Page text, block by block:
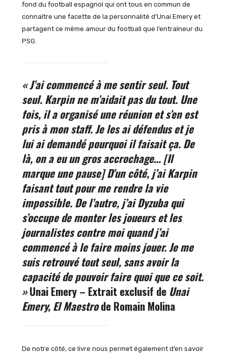
fond du football espagnol qui ont tous en commun de
connaître une facette de la personnalité d’Unai Emery et
partagent ce même amour du football que l’entraîneur du
PSG.
« J’ai commencé à me sentir seul. Tout
seul. Karpin ne m’aidait pas du tout. Une
fois, il a organisé une réunion et s’en est
pris à mon staff. Je les ai défendus et je
lui ai demandé pourquoi il faisait ça. De
là, on a eu un gros accrochage… [Il
marque une pause] D’un côté, j’ai Karpin
faisant tout pour me rendre la vie
impossible. De l’autre, j’ai Dyzuba qui
s’occupe de monter les joueurs et les
journalistes contre moi quand j’ai
commencé à le faire moins jouer. Je me
suis retrouvé tout seul, sans avoir la
capacité de pouvoir faire quoi que ce soit.
»Unai Emery – Extrait exclusif de Unai
Emery, El Maestrode Romain Molina
De notre côté, ce livre nous permet également d’en savoir